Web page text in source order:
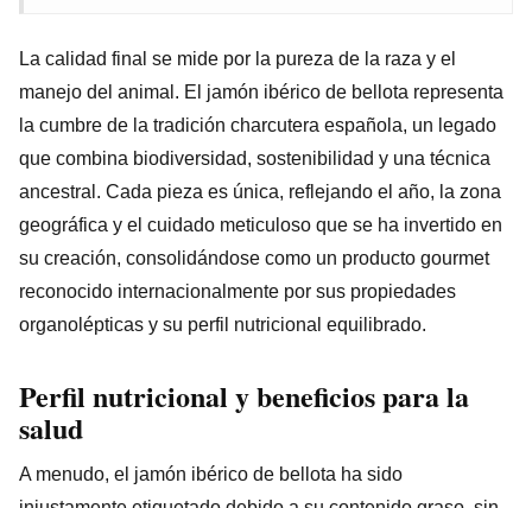
La calidad final se mide por la pureza de la raza y el
manejo del animal. El jamón ibérico de bellota representa
la cumbre de la tradición charcutera española, un legado
que combina biodiversidad, sostenibilidad y una técnica
ancestral. Cada pieza es única, reflejando el año, la zona
geográfica y el cuidado meticuloso que se ha invertido en
su creación, consolidándose como un producto gourmet
reconocido internacionalmente por sus propiedades
organolépticas y su perfil nutricional equilibrado.
Perfil nutricional y beneficios para la
salud
A menudo, el jamón ibérico de bellota ha sido